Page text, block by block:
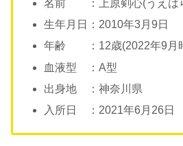
名前 ：上原剣心(うえは
生年月日：2010年3月9日
年齢 ：12歳(2022年9月
血液型 ：A型
出身地 ：神奈川県
入所日 ：2021年6月26日